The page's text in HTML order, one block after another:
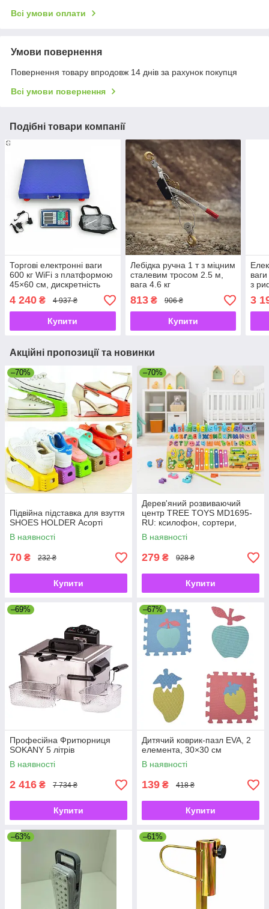
Всі умови оплати
Умови повернення
Повернення товару впродовж 14 днів за рахунок покупця
Всі умови повернення
Подібні товари компанії
Торгові електронні ваги
600 кг WiFi з платформою
45×60 см, дискретність
200 г
4 240 ₴ 4 937 ₴
Купити
Лебідка ручна 1 т з міцним
сталевим тросом 2.5 м,
вага 4.6 кг
813₴ 906 ₴
Купити
з
3
Акційні пропозиції та новинки
–70%
Підвійна підставка для взуття
SHOES HOLDER Асорті
В наявності
70 ₴ 232 ₴
Купити
–70%
Дерев'яний розвиваючий
центр TREE TOYS MD1695-
RU: ксилофон, сортери,
рибальство, 10 рибок
В наявності
279 ₴ 928 ₴
Купити
–69%
Професійна Фритюрниця
SOKANY 5 літрів
В наявності
2 416 ₴ 7 734 ₴
Купити
–67%
Дитячий коврик-пазл EVA, 2
елемента, 30×30 см
В наявності
139 ₴ 418 ₴
Купити
–63% –61%